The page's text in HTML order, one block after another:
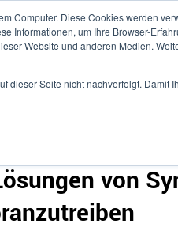
Computer. Diese Cookies werden
Informationen, um Ihre Browser-
Website und anderen Medien.
dieser Seite nicht nachverfolgt.
LEISTUNGEN
MITER
von